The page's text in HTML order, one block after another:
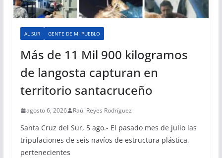
AL SUR GENTE DE MI PUEBLO
Más de 11 Mil 900 kilogramos
de langosta capturan en
territorio santacruceño
agosto 6, 2026 Raúl Reyes Rodríguez
Santa Cruz del Sur, 5 ago.- El pasado mes de julio las
tripulaciones de seis navíos de estructura plástica,
pertenecientes